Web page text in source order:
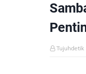
Tujuhdetik